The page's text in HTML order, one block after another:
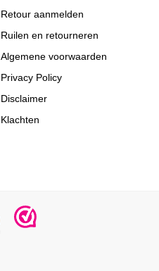
Retour aanmelden
Ruilen en retourneren
Algemene voorwaarden
Privacy Policy
Disclaimer
Klachten